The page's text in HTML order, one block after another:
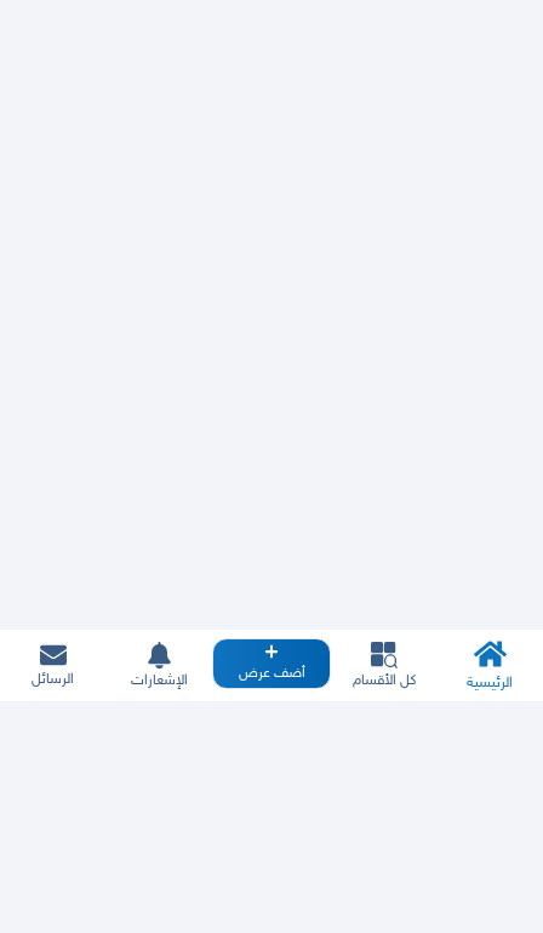
الرئيسية كل الأقسام أضف عرض الإشعارات الرسائل